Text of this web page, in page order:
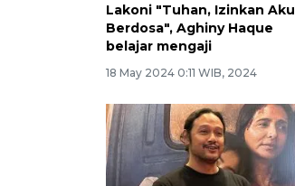
Lakoni "Tuhan, Izinkan Aku
Berdosa", Aghiny Haque
belajar mengaji
18 May 2024 0:11 WIB, 2024